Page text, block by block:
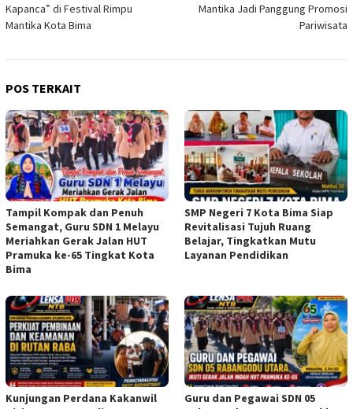
Kapanca” di Festival Rimpu
Mantika Kota Bima
Mantika Jadi Panggung Promosi
Pariwisata
POS TERKAIT
Tampil Kompak dan Penuh
Semangat, Guru SDN 1 Melayu
Meriahkan Gerak Jalan HUT
Pramuka ke-65 Tingkat Kota
Bima
SMP Negeri 7 Kota Bima Siap
Revitalisasi Tujuh Ruang
Belajar, Tingkatkan Mutu
Layanan Pendidikan
Kunjungan Perdana Kakanwil
Guru dan Pegawai SDN 05